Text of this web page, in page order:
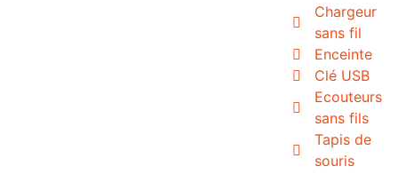
Chargeur
sans fil
Enceinte
Clé USB
Ecouteurs
sans fils
Tapis de
souris